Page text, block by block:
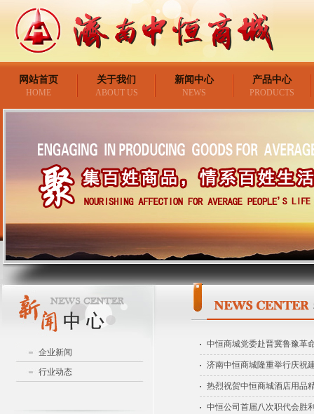
网站首页
HOME
关于我们
ABOUT US
新闻中心
NEWS
产品中心
PRODUCTS
企业新闻
行业动态
中恒商城党委赴晋冀鲁豫革
济南中恒商城隆重举行庆祝
热烈祝贺中恒商城酒店用品
中恒公司首届八次职代会胜